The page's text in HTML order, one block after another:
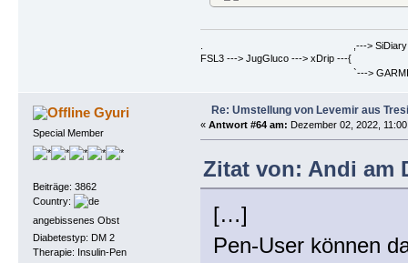
. ,---> SiDiary ==>
FSL3 ---> JugGluco ---> xDrip ---{
`---> GARMIN Fenix6PRO
Gyuri
Special Member
Beiträge: 3862
Country:
angebissenes Obst
Diabetestyp: DM 2
Therapie: Insulin-Pen
Re: Umstellung von Levemir aus
« Antwort #64 am: Dezember 02, 2022,
Zitat von: Andi am
[…]
Pen-User können